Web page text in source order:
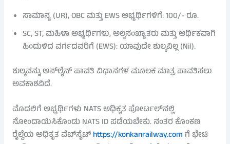
ಸಾಮಾನ್ಯ (UR), OBC ಮತ್ತು EWS ಅಭ್ಯರ್ಥಿಗಳಿಗೆ: 100/- ರೂ.
SC, ST, ಮಹಿಳಾ ಅಭ್ಯರ್ಥಿಗಳು, ಅಲ್ಪಸಂಖ್ಯಾತರು ಮತ್ತು ಆರ್ಥಿಕವಾಗಿ
ಹಿಂದುಳಿದ ವರ್ಗದವರಿಗೆ (EWS): ಯಾವುದೇ ಶುಲ್ಕವಿಲ್ಲ (Nil).
ಶುಲ್ಕವನ್ನು ಆನ್‌ಲೈನ್ ಪಾವತಿ ವಿಧಾನಗಳ ಮೂಲಕ ಮಾತ್ರ ಪಾವತಿಸಲು
ಅವಕಾಶವಿದೆ.
ಮೊದಲಿಗೆ ಅಭ್ಯರ್ಥಿಗಳು NATS ಅಧಿಕೃತ ಪೋರ್ಟಲ್‌ನಲ್ಲಿ
ನೋಂದಾಯಿಸಿಕೊಂಡು NATS ID ಪಡೆಯಬೇಕು. ನಂತರ ಕೊಂಕಣ
ರೈಲ್ವೆಯ ಅಧಿಕೃತ ವೆಬ್‌ಸೈಟ್https://konkanrailway.com ಗೆ ಭೇಟಿ